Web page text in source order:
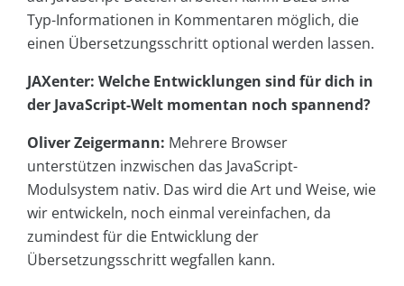
Typ-Informationen in Kommentaren möglich, die
einen Übersetzungsschritt optional werden lassen.
JAXenter: Welche Entwicklungen sind für dich in
der JavaScript-Welt momentan noch spannend?
Oliver Zeigermann: Mehrere Browser
unterstützen inzwischen das JavaScript-
Modulsystem nativ. Das wird die Art und Weise, wie
wir entwickeln, noch einmal vereinfachen, da
zumindest für die Entwicklung der
Übersetzungsschritt wegfallen kann.